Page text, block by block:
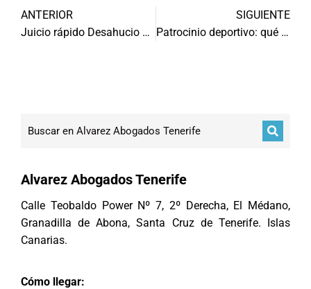
ANTERIOR
Juicio rápido Desahucio de Okupas
SIGUIENTE
Patrocinio deportivo: qué es y tipos de contrato
Alvarez Abogados Tenerife
Calle Teobaldo Power Nº 7, 2º Derecha, El Médano,
Granadilla de Abona, Santa Cruz de Tenerife. Islas
Canarias.
Cómo llegar: